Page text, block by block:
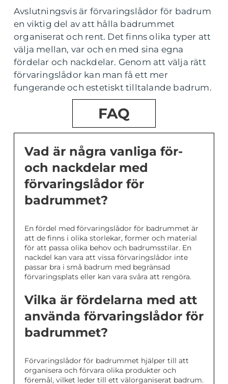
Avslutningsvis är förvaringslådor för badrum
en viktig del av att hålla badrummet
organiserat och rent. Det finns olika typer att
välja mellan, var och en med sina egna
fördelar och nackdelar. Genom att välja rätt
förvaringslådor kan man få ett mer
fungerande och estetiskt tilltalande badrum.
FAQ
Vad är några vanliga för-
och nackdelar med
förvaringslådor för
badrummet?
En fördel med förvaringslådor för badrummet är
att de finns i olika storlekar, former och material
för att passa olika behov och badrumsstilar. En
nackdel kan vara att vissa förvaringslådor inte
passar bra i små badrum med begränsad
förvaringsplats eller kan vara svåra att rengöra.
Vilka är fördelarna med att
använda förvaringslådor för
badrummet?
Förvaringslådor för badrummet hjälper till att
organisera och förvara olika produkter och
föremål, vilket leder till ett välorganiserat badrum.